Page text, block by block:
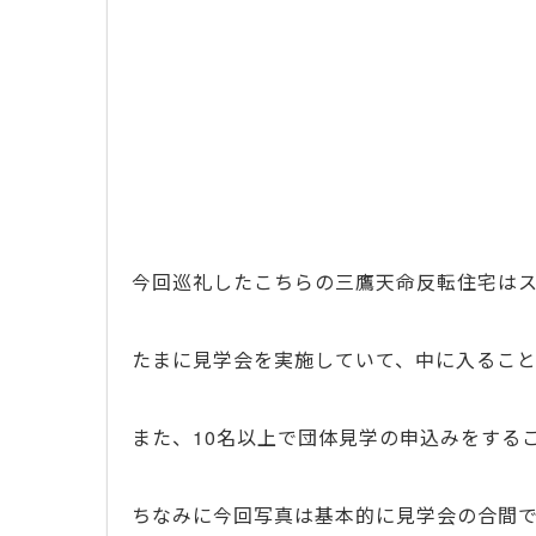
今回巡礼したこちらの三鷹天命反転住宅は
たまに見学会を実施していて、中に入るこ
また、10名以上で団体見学の申込みをする
ちなみに今回写真は基本的に見学会の合間